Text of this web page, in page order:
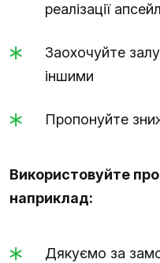
реалізації
Заохочуйте
іншими
Пропонуйте
Використовуйте
наприклад:
Дякуємо за